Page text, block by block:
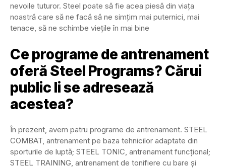
nevoile tuturor. Steel poate să fie acea piesă din viața
noastră care să ne facă să ne simțim mai puternici, mai
tenace, să ne schimbe viețile în mai bine
Ce programe de antrenament
oferă Steel Programs? Cărui
public li se adresează
acestea?
În prezent, avem patru programe de antrenament. STEEL
COMBAT, antrenament pe baza tehnicilor adaptate din
sporturile de luptă; STEEL TONIC, antrenament funcțional;
STEEL TRAINING, antrenament de tonifiere cu bare și